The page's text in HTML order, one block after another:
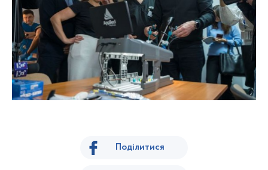
Поділитися